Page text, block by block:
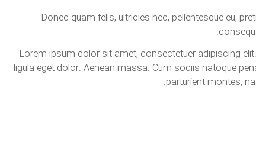
Donec quam felis, ultricies nec, pellentesque eu,
Lorem ipsum dolor sit amet, consectetuer adipiscing
ligula eget dolor. Aenean massa. Cum sociis natoque
parturient montes,